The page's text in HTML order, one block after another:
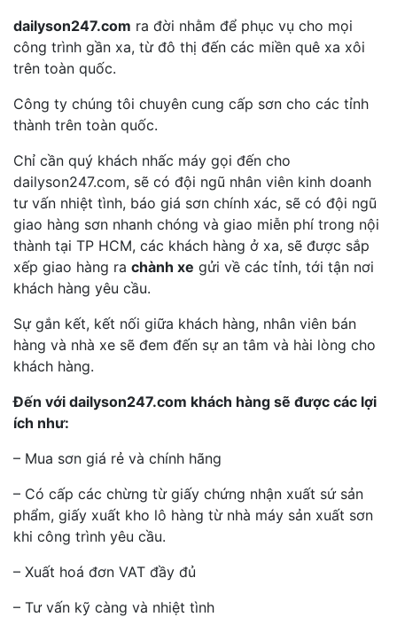
dailyson247.com ra đời nhằm để phục vụ cho mọi
công trình gần xa, từ đô thị đến các miền quê xa xôi
trên toàn quốc.
Công ty chúng tôi chuyên cung cấp sơn cho các tỉnh
thành trên toàn quốc.
Chỉ cần quý khách nhấc máy gọi đến cho
dailyson247.com, sẽ có đội ngũ nhân viên kinh doanh
tư vấn nhiệt tình, báo giá sơn chính xác, sẽ có đội ngũ
giao hàng sơn nhanh chóng và giao miễn phí trong nội
thành tại TP HCM, các khách hàng ở xa, sẽ được sắp
xếp giao hàng ra chành xe gửi về các tỉnh, tới tận nơi
khách hàng yêu cầu.
Sự gắn kết, kết nối giữa khách hàng, nhân viên bán
hàng và nhà xe sẽ đem đến sự an tâm và hài lòng cho
khách hàng.
Đến với dailyson247.com khách hàng sẽ được các lợi
ích như:
– Mua sơn giá rẻ và chính hãng
– Có cấp các chừng từ giấy chứng nhận xuất sứ sản
phẩm, giấy xuất kho lô hàng từ nhà máy sản xuất sơn
khi công trình yêu cầu.
– Xuất hoá đơn VAT đầy đủ
– Tư vấn kỹ càng và nhiệt tình